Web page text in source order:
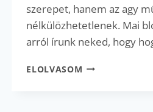
szerepet, hanem az agy
nélkülözhetetlenek. Mai
arról írunk neked, hogy
ELOLVASOM A